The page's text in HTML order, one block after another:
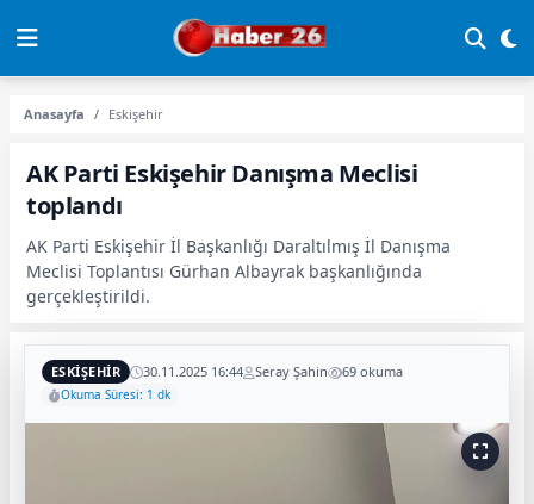
Anasayfa Eskişehir
AK Parti Eskişehir Danışma Meclisi
toplandı
AK Parti Eskişehir İl Başkanlığı Daraltılmış İl Danışma
Meclisi Toplantısı Gürhan Albayrak başkanlığında
gerçekleştirildi.
ESKIŞEHIR 30.11.2025 16:44 Seray Şahin 69 okuma
Okuma Süresi: 1 dk